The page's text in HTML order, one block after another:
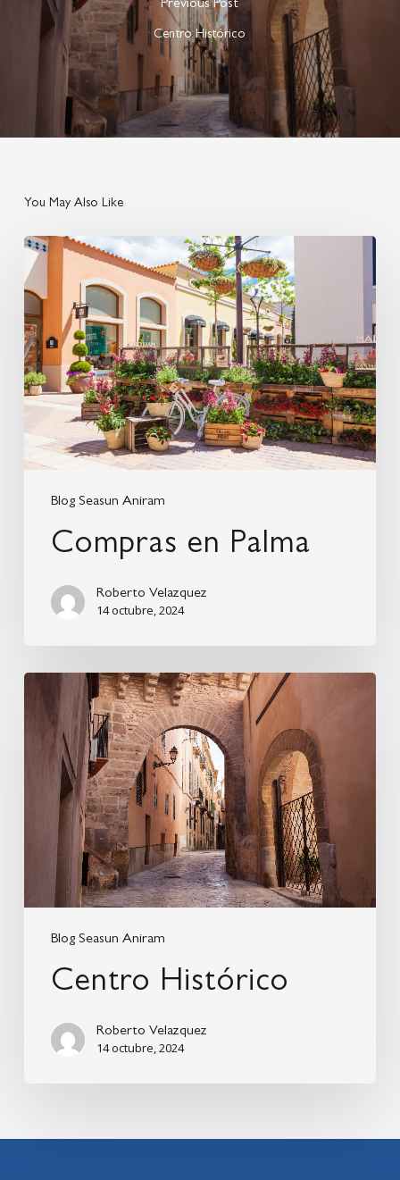
Previous Post
Centro Histórico
You May Also Like
Blog Seasun Aniram
Compras
en
Palma
Compras en Palma
Roberto Velazquez
14 octubre, 2024
Blog Seasun Aniram
Centro
Histórico
Centro Histórico
Roberto Velazquez
14 octubre, 2024